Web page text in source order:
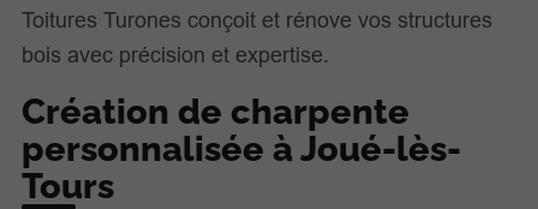
Toitures Turones conçoit et rénove vos structures
bois avec précision et expertise.
Création de charpente
personnalisée à Joué-lès-
Tours